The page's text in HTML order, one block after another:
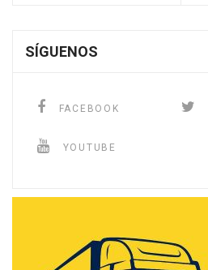
SÍGUENOS
FACEBOOK
YOUTUBE